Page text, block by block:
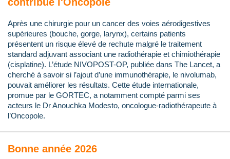
Après une chirurgie pour un cancer des voies aérodigestives
supérieures (bouche, gorge, larynx), certains patients
présentent un risque élevé de rechute malgré le traitement
standard adjuvant associant une radiothérapie et chimiothérapie
(cisplatine). L’étude NIVOPOST-OP, publiée dans The Lancet, a
cherché à savoir si l’ajout d’une immunothérapie, le nivolumab,
pouvait améliorer les résultats. Cette étude internationale,
promue par le GORTEC, a notamment compté parmi ses
acteurs le Dr Anouchka Modesto, oncologue-radiothérapeute à
l’Oncopole.
Bonne année 2026